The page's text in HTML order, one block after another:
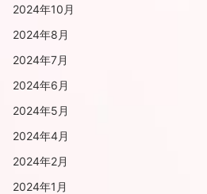
2024年10月
2024年8月
2024年7月
2024年6月
2024年5月
2024年4月
2024年2月
2024年1月